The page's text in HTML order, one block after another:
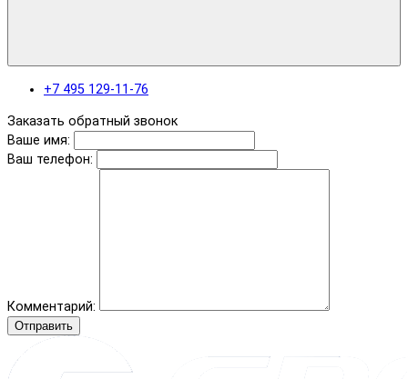
+7 495 129-11-76
Заказать обратный звонок
Ваше имя:
Ваш телефон:
Комментарий:
Отправить